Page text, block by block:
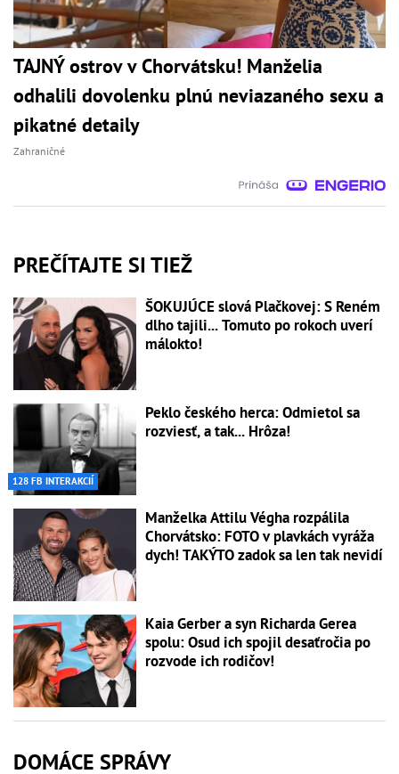
TAJNÝ ostrov v Chorvátsku! Manželia
odhalili dovolenku plnú neviazaného sexu a
pikatné detaily
Zahraničné
PREČÍTAJTE SI TIEŽ
ŠOKUJÚCE slová Plačkovej: S Reném
dlho tajili... Tomuto po rokoch uverí
málokto!
128 FB INTERAKCIÍ
Peklo českého herca: Odmietol sa
rozviesť, a tak... Hrôza!
Manželka Attilu Végha rozpálila
Chorvátsko: FOTO v plavkách vyráža
dych! TAKÝTO zadok sa len tak nevidí
Kaia Gerber a syn Richarda Gerea
spolu: Osud ich spojil desaťročia po
rozvode ich rodičov!
DOMÁCE SPRÁVY